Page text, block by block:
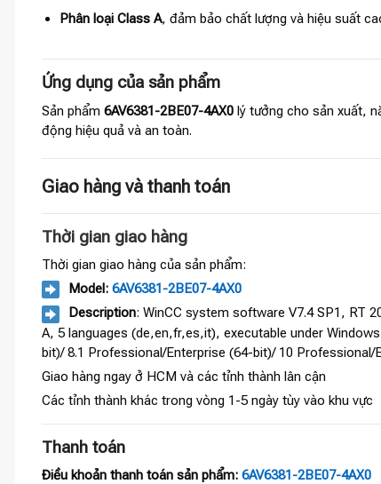
Phân loại Class A, đảm bảo chất lượng và hiệu suất
Ứng dụng của sản phẩm
Sản phẩm 6AV6381-2BE07-4AX0 lý tưởng cho sản xuất,
động hiệu quả và an toàn.
Giao hàng và thanh toán
Thời gian giao hàng
Thời gian giao hàng của sản phẩm:
Model: 6AV6381-2BE07-4AX0
Description: WinCC system software V7.4 SP1, RT
A, 5 languages (de,en,fr,es,it), executable under
bit)/ 8.1 Professional/Enterprise (64-bit)/ 10 Professional/
Giao hàng ngay ở HCM và các tỉnh thành lân cận
Các tỉnh thành khác trong vòng 1-5 ngày tùy vào khu vực
Thanh toán
Điều khoản thanh toán sản phẩm: 6AV6381-2BE07-4AX0